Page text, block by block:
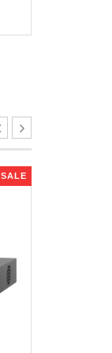
SALE